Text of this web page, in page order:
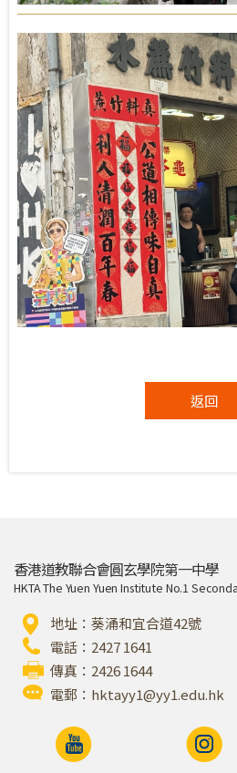
返回
香港道教聯合會圓玄學院第一中學
HKTA The Yuen Yuen Institute No.1
地址：葵涌和宜合道42號
電話：2427 1641
傳真：2426 1644
電郵： hktayy1@yy1.edu.hk